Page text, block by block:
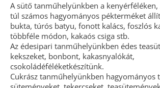
A sütő tanműhelyünkben a
túl számos hagyományos pékterméket
bukta, túrós batyu, fonott kalács, foszlós
többféle módon, kakaós csiga stb.
Az édesipari tanműhelyünkben édes
kekszeket, bonbont, kakasnyalókát,
csokoládéféléketkészítünk.
Cukrász tanműhelyünkben hagyományos